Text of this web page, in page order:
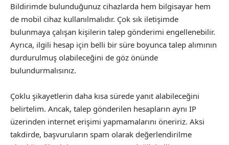
Bildirimde bulunduğunuz cihazlarda hem bilgisayar hem
de mobil cihaz kullanılmalıdır. Çok sık iletişimde
bulunmaya çalışan kişilerin talep gönderimi engellenebilir.
Ayrıca, ilgili hesap için belli bir süre boyunca talep alımının
durdurulmuş olabileceğini de göz önünde
bulundurmalısınız.
Çoklu şikayetlerin daha kısa sürede yanıt alabileceğini
belirtelim. Ancak, talep gönderilen hesapların aynı IP
üzerinden internet erişimi yapmamalarını öneririz. Aksi
takdirde, başvuruların spam olarak değerlendirilme